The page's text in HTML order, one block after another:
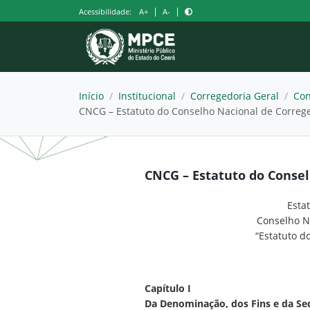
para
Acessibilidade: A+ | A- |
Início / Institucional / Corregedoria Geral /
CNCG – Estatuto do Conselho Nacional de
CNCG – Estatuto do
Conselho
“Estatuto
Capítulo I
Da Denominação, dos Fins e da